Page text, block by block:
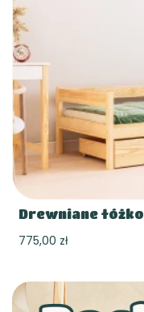
Drewniane
775,00 zł